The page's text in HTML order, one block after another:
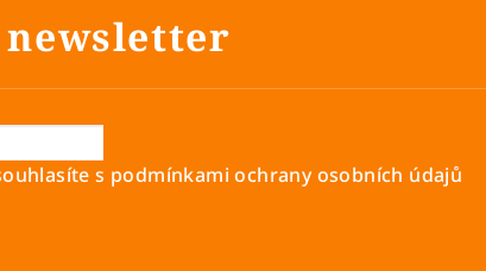
s podmínkami ochrany osobních údajů